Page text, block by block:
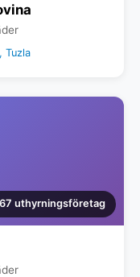
Tuzla
uthyrningsföretag